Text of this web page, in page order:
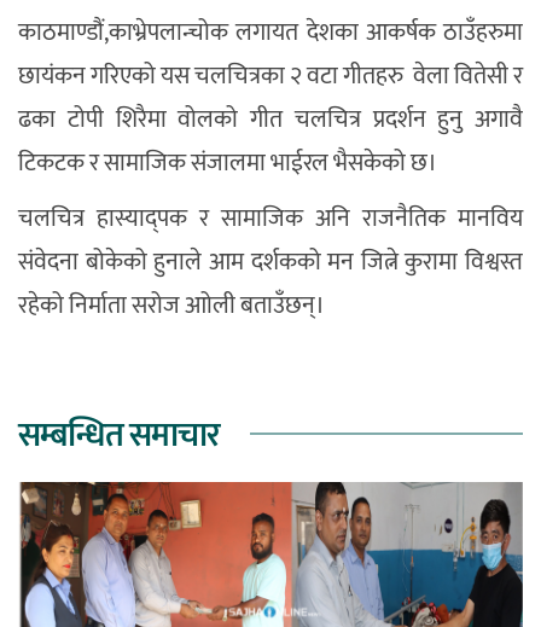
काठमाण्डौं,काभ्रेपलान्चोक लगायत देशका आकर्षक ठाउँहरुमा
छायंकन गरिएको यस चलचित्रका २ वटा गीतहरु वेला वितेसी र
ढका टोपी शिरैमा वोलको गीत चलचित्र प्रदर्शन हुनु अगावै
टिकटक र सामाजिक संजालमा भाईरल भैसकेको छ।
चलचित्र हास्याद्पक र सामाजिक अनि राजनैतिक मानविय
संवेदना बोकेको हुनाले आम दर्शकको मन जित्ने कुरामा विश्वस्त
रहेको निर्माता सरोज आोली बताउँछन्।
सम्बन्धित समाचार